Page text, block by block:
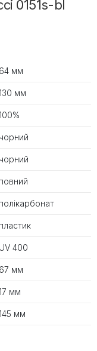
0151s-bl
64 мм
мм
чорний
чорний
повний
полікарбонат
пластик
UV 400
67 мм
мм
мм